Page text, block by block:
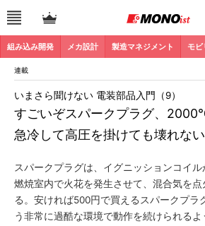
組み込み開発 メカ設計 製造マネジメント モビ
連載
すごいぞスパークプラグ、
急冷して高圧を掛けても壊れない
いまさら聞けない 電装部品入門（9）
スパークプラグは、イグニッションコイ
燃焼室内で火花を発生させて、混合気を
る。安ければ500円で買えるスパークプラ
う非常に過酷な環境で動作を続けられる